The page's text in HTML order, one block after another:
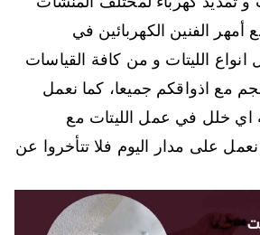
أمهر الفنين الكهربائين في
الليتات و من كافة القياسات
مع اذواقكم جميعا، كما نعمل
اي خلل في عمل الليتات مع
على مدار اليوم فلا تتأخروا عن